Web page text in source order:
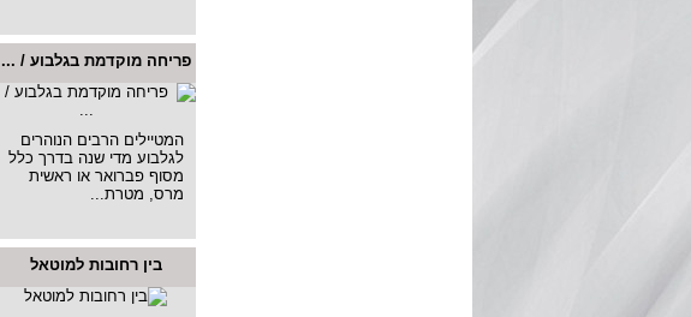
פריחה מוקדמת בגלבוע / ...
המטיילים הרבים הנוהרים
לגלבוע מדי שנה בדרך כלל
מסוף פברואר או ראשית
מרס, מטרת...
בין רחובות למוטאל